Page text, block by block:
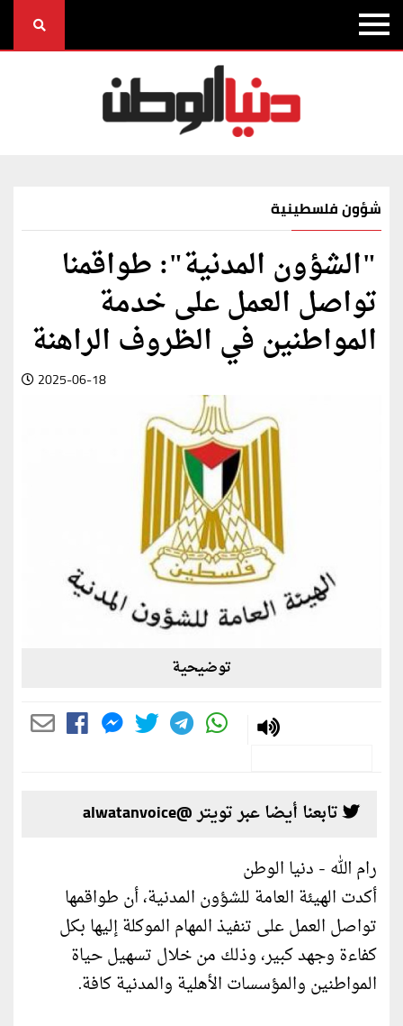
شؤون فلسطينية
"الشؤون المدنية": طواقمنا
تواصل العمل على خدمة
المواطنين في الظروف الراهنة
2025-06-18
توضيحية
تابعنا أيضا عبر تويتر @alwatanvoice
رام الله - دنيا الوطن
أكدت الهيئة العامة للشؤون المدنية، أن طواقمها
تواصل العمل على تنفيذ المهام الموكلة إليها بكل
كفاءة وجهد كبير، وذلك من خلال تسهيل حياة
المواطنين والمؤسسات الأهلية والمدنية كافة.